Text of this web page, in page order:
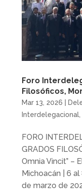
Foro
Filosóficos,
Mar 13, 2026
Interdelegacional,
FORO
GRADOS
Omnia Vincit” –
Michoacán | 6
de marzo de